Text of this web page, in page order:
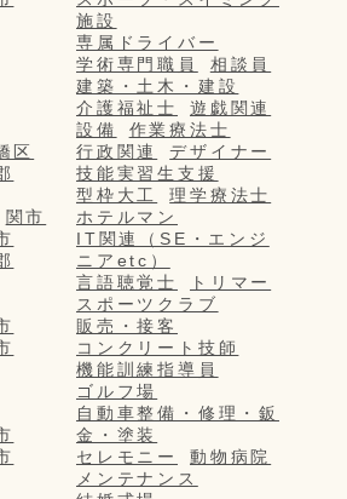
区
関市
施設
専属ドライバー
学術専門職員
相談員
建築・土木・建設
介護福祉士
遊戯関連
設備
作業療法士
行政関連
デザイナー
技能実習生支援
型枠大工
理学療法士
ホテルマン
IT関連（SE・エンジ
ニアetc）
言語聴覚士
トリマー
スポーツクラブ
販売・接客
コンクリート技師
機能訓練指導員
ゴルフ場
自動車整備・修理・鈑
金・塗装
セレモニー
動物病院
メンテナンス